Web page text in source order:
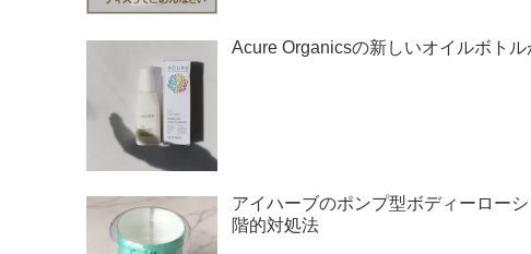
Acure Organicsの新しいオイルボト
アイハーブのポンプ型ボディーロー
階的対処法